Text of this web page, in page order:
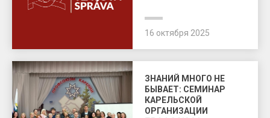
16 октября 2025
ЗНАНИЙ МНОГО НЕ
БЫВАЕТ: СЕМИНАР
КАРЕЛЬСКОЙ
ОРГАНИЗАЦИИ